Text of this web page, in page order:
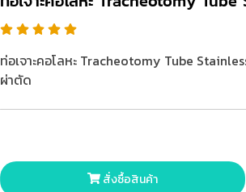
ท่อเจาะคอโลหะ Tracheotomy Tube
ผ่าตัด
สั่งซื้อสินค้า